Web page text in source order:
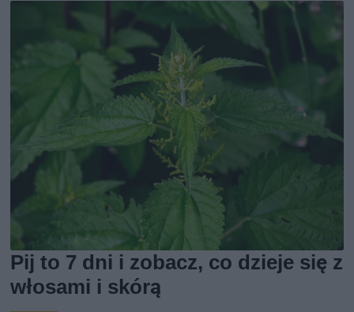
Pij to 7 dni i zobacz, co dzieje się z
włosami i skórą